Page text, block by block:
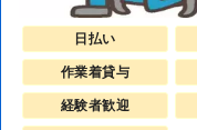
日払い
作業着貸与
経験者歓迎